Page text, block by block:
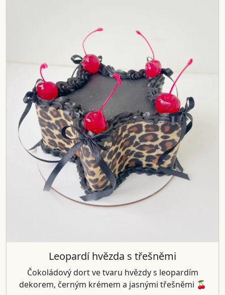
Leopardí hvězda s třešněmi
Čokoládový dort ve tvaru hvězdy s leopardím
dekorem, černým krémem a jasnými třešněmi 🍒